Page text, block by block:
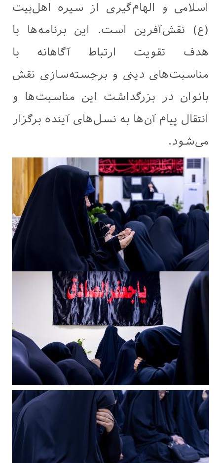
اسلامی و الهام‌گیری از سیره اهل‌بیت
(ع) نقش‌آفرین است. این برنامه‌ها با
هدف تقویت ارتباط آگاهانه با
مناسبت‌های دینی و برجسته‌سازی نقش
بانوان در بزرگداشت این مناسبت‌ها و
انتقال پیام آن‌ها به نسل‌های آینده برگزار
می‌شود.